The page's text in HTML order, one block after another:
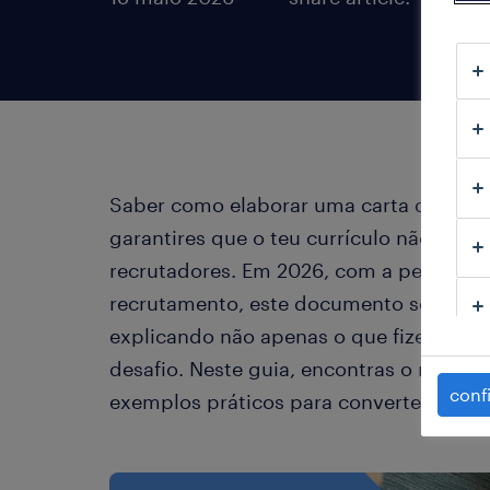
Saber como elaborar uma carta de
garantires que o teu currículo não é
recrutadores. Em 2026, com a
recrutamento, este documento serve
explicando não apenas o que fizeste,
desafio. Neste guia, encontras o
exemplos práticos para converteres a